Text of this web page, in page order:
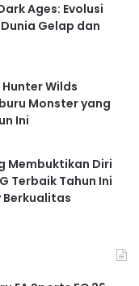
Ages: Evolusi
Gelap dan
Wilds
Monster yang
Ini
Membuktikan Diri
Terbaik Tahun Ini